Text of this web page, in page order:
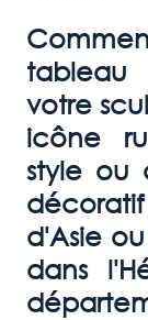
votre
icône
style ou
d'Asie
dans